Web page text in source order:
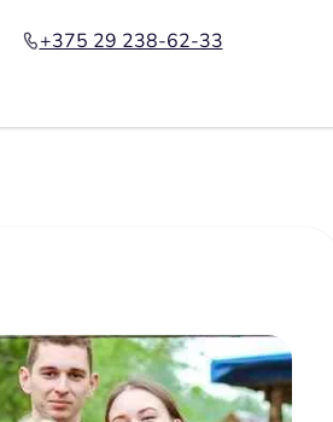
+375 29 238-62-33